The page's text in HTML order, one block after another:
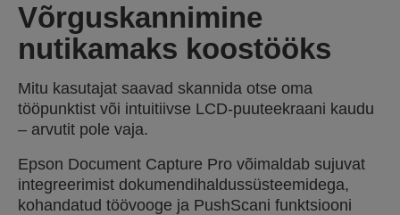
Võrguskannimine
nutikamaks koostööks
Mitu kasutajat saavad skannida otse oma
tööpunktist või intuitiivse LCD-puuteekraani kaudu
– arvutit pole vaja.
Epson Document Capture Pro võimaldab sujuvat
integreerimist dokumendihaldussüsteemidega,
kohandatud töövooge ja PushScani funktsiooni